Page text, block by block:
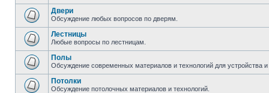
Двери
Обсуждение любых вопросов по дверям.
Лестницы
Любые вопросы по лестницам.
Полы
Обсуждение современных материалов и технологий для устройства
Потолки
Обсуждение потолочных материалов и технологий.